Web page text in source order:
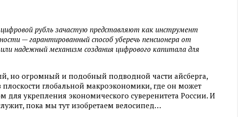
рубль зачастую представляют как инструмент
— гарантированный способ уберечь пенсионера от
надежный механизм создания цифрового капитала для
но огромный и подобный подводной части айсберга,
глобальной макроэкономики, где он может
для укрепления экономического суверенитета России. И
пока мы тут изобретаем велосипед…